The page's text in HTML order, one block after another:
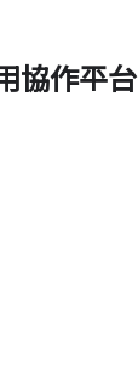
協作平台